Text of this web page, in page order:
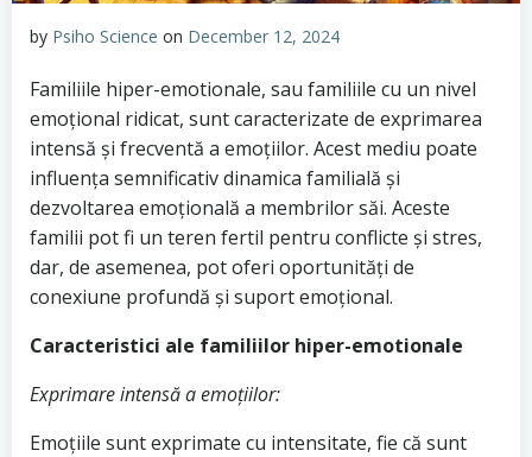
by Psiho Science on December 12, 2024
Familiile hiper-emotionale, sau familiile cu un nivel
emoțional ridicat, sunt caracterizate de exprimarea
intensă și frecventă a emoțiilor. Acest mediu poate
influența semnificativ dinamica familială și
dezvoltarea emoțională a membrilor săi. Aceste
familii pot fi un teren fertil pentru conflicte și stres,
dar, de asemenea, pot oferi oportunități de
conexiune profundă și suport emoțional.
Caracteristici ale familiilor hiper-emotionale
Exprimare intensă a emoțiilor:
Emoțiile sunt exprimate cu intensitate, fie că sunt